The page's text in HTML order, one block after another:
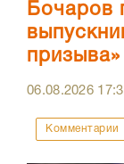
Бочаров
призыва»
06.08.2026
Комментарии